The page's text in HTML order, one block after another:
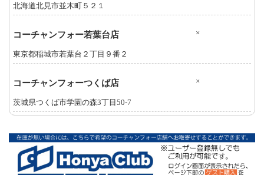
北海道北見市並木町５２１
コーチャンフォー若葉台店 ×
東京都稲城市若葉台２丁目９番２
コーチャンフォーつくば店 ×
茨城県つくば市学園の森3丁目50-7